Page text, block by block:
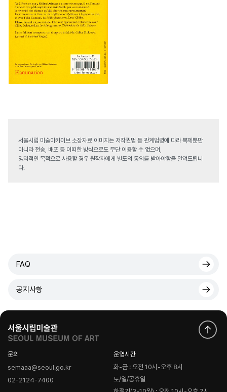
서울시립 미술아카이브 소장자료 이미지는 저작권법 등 관계법령에 따라 복제뿐만
아니라 전송, 배포 등 어떠한 방식으로도 무단 이용할 수 없으며,
영리적인 목적으로 사용할 경우 원작자에게 별도의 동의를 받아야함을 알려드립니
다.
FAQ
공지사항
문의
semaaa@seoul.go.kr
02-2124-7400
운영시간
화-금 : 오전 10시-오후 8시
토/일/공휴일